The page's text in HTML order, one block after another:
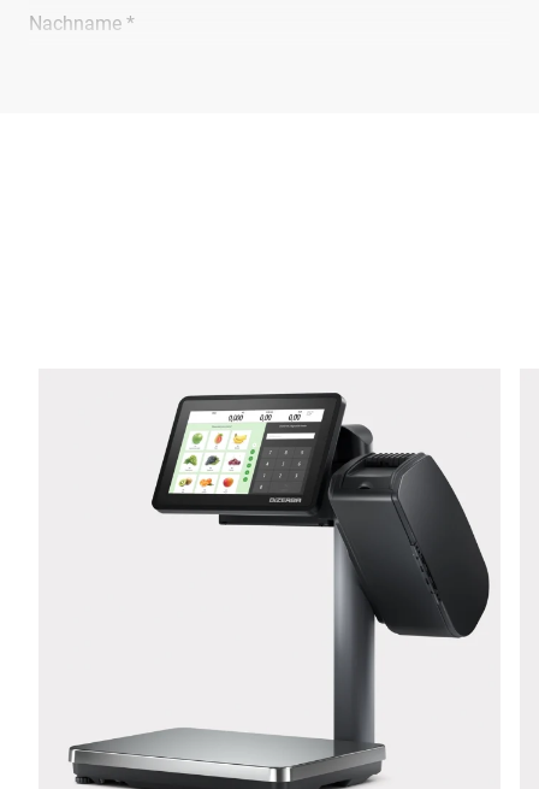
Nachname *